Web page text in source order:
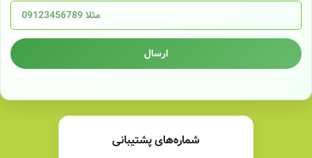
ارسال
شماره‌های پشتیبانی